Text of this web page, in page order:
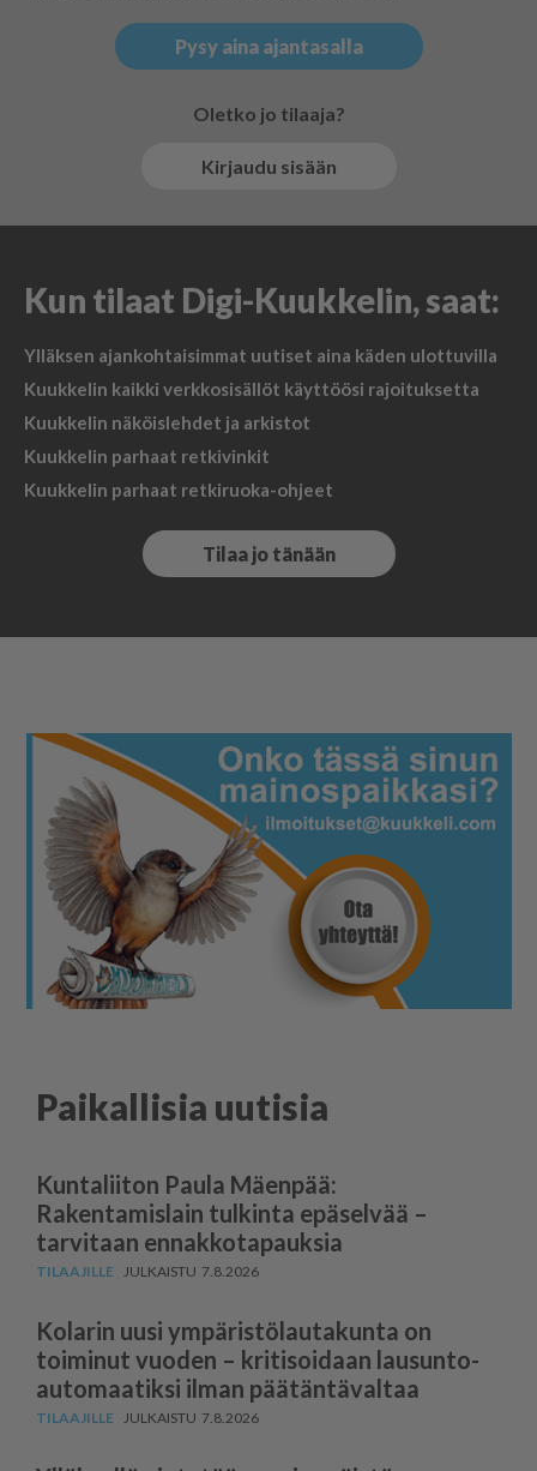
Pysy aina ajantasalla
Oletko jo tilaaja?
Kirjaudu sisään
Kun tilaat Digi-Kuukkelin, saat:
Ylläksen ajankohtaisimmat uutiset aina käden ulottuvilla
Kuukkelin kaikki verkkosisällöt käyttöösi rajoituksetta
Kuukkelin näköislehdet ja arkistot
Kuukkelin parhaat retkivinkit
Kuukkelin parhaat retkiruoka-ohjeet
Tilaa jo tänään
Paikallisia uutisia
Kuntaliiton Paula Mäenpää:
Rakentamislain tulkinta epäselvää –
tarvitaan ennakkotapauksia
7.8.2026
Kolarin uusi ympäris­tö­lau­takunta on
toiminut vuoden – kritisoidaan lausun­to­
au­to­maatiksi ilman päätäntävaltaa
7.8.2026